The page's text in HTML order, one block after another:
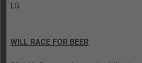
LG
WILL RACE FOR BEER